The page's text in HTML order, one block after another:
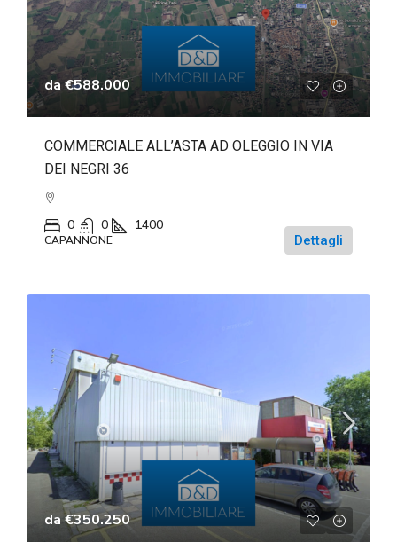
da €588.000
COMMERCIALE ALL’ASTA AD OLEGGIO IN VIA
DEI NEGRI 36
0 0 1400
CAPANNONE Dettagli
da€350.250